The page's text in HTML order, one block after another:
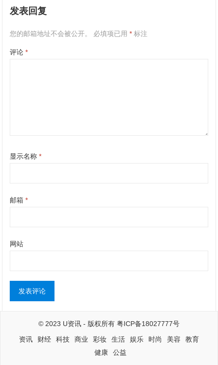
发表回复
您的邮箱地址不会被公开。 必填项已用* 标注
评论*
显示名称*
邮箱*
网站
© 2023 U资讯 - 版权所有 粤ICP备18027777号
资讯
财经 科技 商业 彩妆 生活 娱乐 时尚 美容
教育
健康
公益